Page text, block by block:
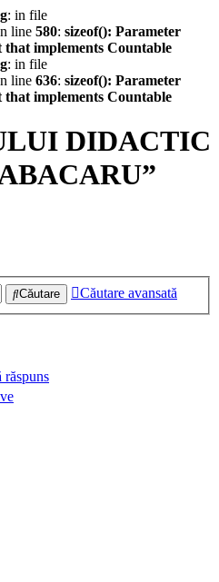
: in file
line 580: sizeof(): Parameter
implements Countable
: in file
line 636: sizeof(): Parameter
implements Countable
DIDACTIC
Căutare Căutare avansată
răspuns